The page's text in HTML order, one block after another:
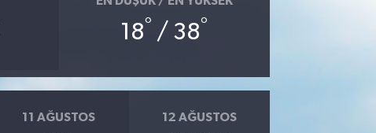
18° / 38°
11 AĞUSTOS 12 AĞUSTOS